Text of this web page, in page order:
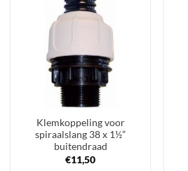
verlanglijst
Klemkoppeling voor
spiraalslang 38 x 1½”
buitendraad
€11,50